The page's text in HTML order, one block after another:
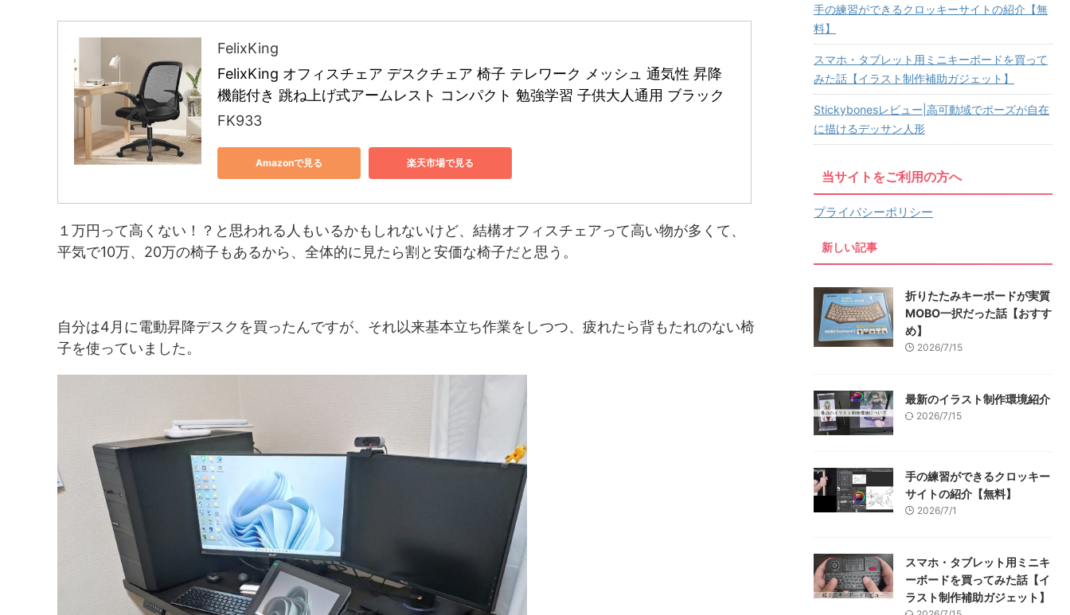
FelixKing
FelixKing オフィスチェア デスクチェア 椅子 テレワーク メッシュ 通気性 昇降
機能付き 跳ね上げ式アームレスト コンパクト 勉強学習 子供大人通用 ブラック
FK933
Amazonで見る 楽天市場で見る
１万円って高くない！？と思われる人もいるかもしれないけど、結構オフィスチェアって高い物が多くて、
平気で10万、20万の椅子もあるから、全体的に見たら割と安価な椅子だと思う。
自分は4月に電動昇降デスクを買ったんですが、それ以来基本立ち作業をしつつ、疲れたら背もたれのない椅
子を使っていました。
手の練習ができるクロッキーサイトの紹介【無
料】
スマホ・タブレット用ミニキーボードを買って
みた話【イラスト制作補助ガジェット】
Stickybonesレビュー|高可動域でポーズが自在
に描けるデッサン人形
当サイトをご利用の方へ
プライバシーポリシー
新しい記事
折りたたみキーボードが実質
MOBO一択だった話【おすす
め】
2026/7/15
最新のイラスト制作環境紹介
2026/7/15
手の練習ができるクロッキー
サイトの紹介【無料】
2026/7/1
スマホ・タブレット用ミニキ
ーボードを買ってみた話【イ
ラスト制作補助ガジェット】